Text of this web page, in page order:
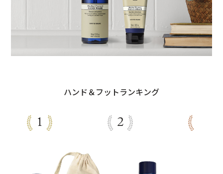
ハンド＆フットランキング